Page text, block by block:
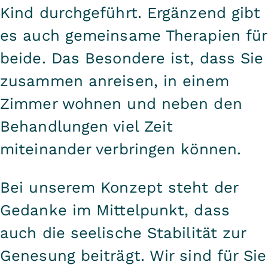
Kind durchgeführt. Ergänzend gibt
es auch gemeinsame Therapien für
beide. Das Besondere ist, dass Sie
zusammen anreisen, in einem
Zimmer wohnen und neben den
Behandlungen viel Zeit
miteinander verbringen können.
Bei unserem Konzept steht der
Gedanke im Mittelpunkt, dass
auch die seelische Stabilität zur
Genesung beiträgt. Wir sind für Sie